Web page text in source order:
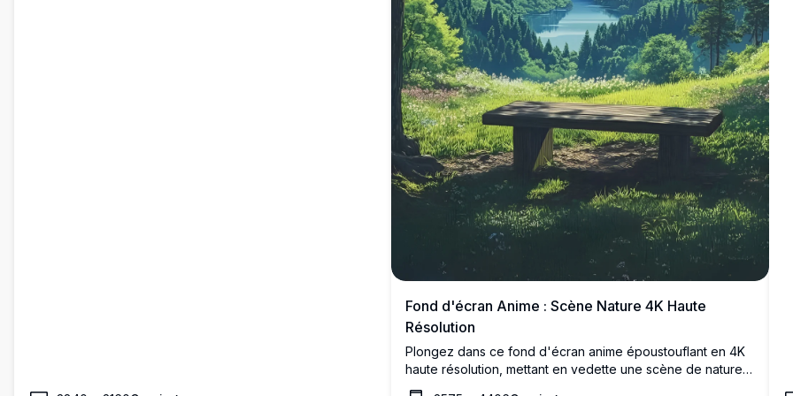
Fond d'écran Anime : Scène Nature 4K Haute
Résolution
Plongez dans ce fond d'écran anime époustouflant en 4K
haute résolution, mettant en vedette une scène de nature
sereine. Un lac tranquille est niché entre des montagnes